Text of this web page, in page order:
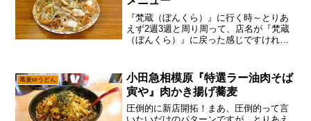
『梵蔵（ぼんくら）』に行く時～とりあ
えず2週3週と周り周って、店名が『梵蔵
（ぼんくら）』に戻った感じですけれど
ョコレートホイップミルクみたいな方向
を模索してましたからね...
蕎麦orうどん
小田急相模原『特選ラー油肉そば
寅や』肉かき揚げ蕎麦
圧倒的に新店開拓！まあ、圧倒的って言